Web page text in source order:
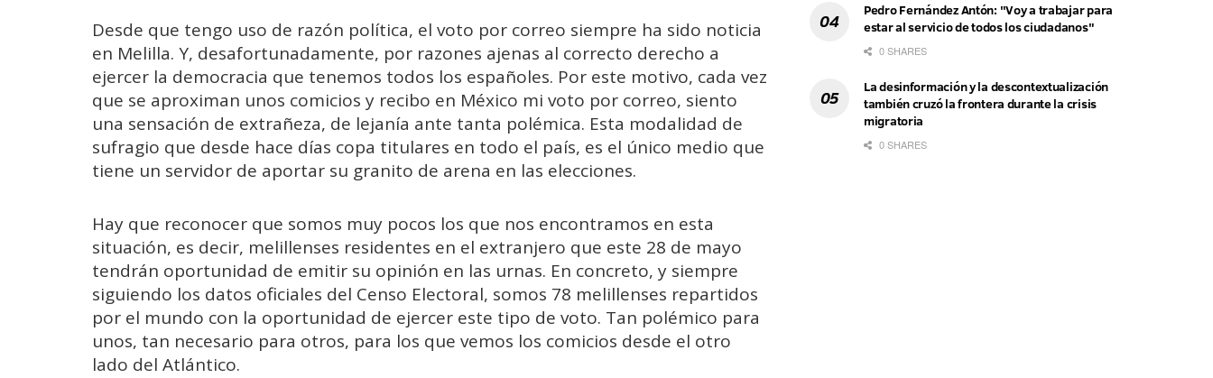
Desde que tengo uso de razón política, el voto por correo siempre ha sido noticia
en Melilla. Y, desafortunadamente, por razones ajenas al correcto derecho a
ejercer la democracia que tenemos todos los españoles. Por este motivo, cada vez
que se aproximan unos comicios y recibo en México mi voto por correo, siento
una sensación de extrañeza, de lejanía ante tanta polémica. Esta modalidad de
sufragio que desde hace días copa titulares en todo el país, es el único medio que
tiene un servidor de aportar su granito de arena en las elecciones.
Hay que reconocer que somos muy pocos los que nos encontramos en esta
situación, es decir, melillenses residentes en el extranjero que este 28 de mayo
tendrán oportunidad de emitir su opinión en las urnas. En concreto, y siempre
siguiendo los datos oficiales del Censo Electoral, somos 78 melillenses repartidos
por el mundo con la oportunidad de ejercer este tipo de voto. Tan polémico para
unos, tan necesario para otros, para los que vemos los comicios desde el otro
lado del Atlántico.
Pedro Fernández Antón: "Voy a trabajar para
estar al servicio de todos los ciudadanos"
0 SHARES
La desinformación y la descontextualización
también cruzó la frontera durante la crisis
migratoria
0 SHARES